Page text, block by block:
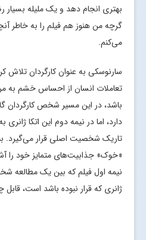
بهتری انجام دهد و یک ملیله بسیار
گرچه من هنوز هم فیلم را به خاطر
می‌کنم.
سارنوسکی به عنوان کارگردان تلاش
تعاملات انسان از احساس خشم به
باشد، در این مسیر شخص کارگردان
دارد، اما در نیمه دوم این اتکا
تاریک شخصیت اصلی قرار می‌گیرد.
«خوک» جذابیت‌های متمایز خود را
نیمه اول فیلم که بین یک مطالعه
ژانری که قرار نبوده باشد است،